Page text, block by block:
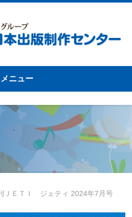
メニュー
ＪＥＴＩ ジェティ 2024年7月号